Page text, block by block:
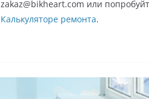
zakaz@bikheart.com или
Калькуляторе ремонта.